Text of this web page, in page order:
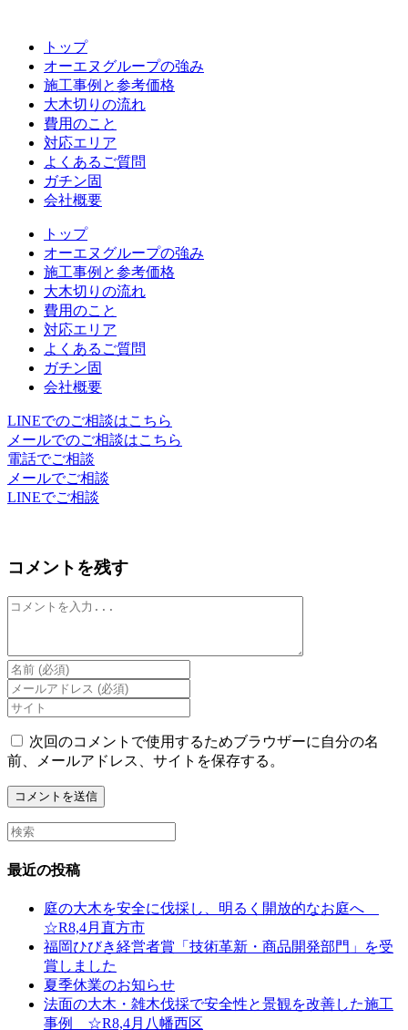
トップ
オーエヌグループの強み
施工事例と参考価格
大木切りの流れ
費用のこと
対応エリア
よくあるご質問
ガチン固
会社概要
トップ
オーエヌグループの強み
施工事例と参考価格
大木切りの流れ
費用のこと
対応エリア
よくあるご質問
ガチン固
会社概要
LINEでのご相談はこちら
メールでのご相談はこちら
電話でご相談
メールでご相談
LINEでご相談
コメントを残す
コ
ト
Enter
your
name
or
username
to
comment
Enter
your
email
address
to
comment
Enter
your
website
URL
(optional)
次回のコメントで使用するためブラウザーに自分の名
前、メールアドレス、サイトを保存する。
Search
this
website
最近の投稿
庭の大木を安全に伐採し、明るく開放的なお庭へ
☆R8,4月直方市
福岡ひびき経営者賞「技術革新・商品開発部門」を受
賞しました
夏季休業のお知らせ
法面の大木・雑木伐採で安全性と景観を改善した施工
事例 ☆R8,4月八幡西区